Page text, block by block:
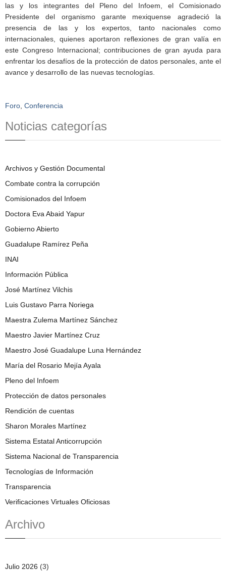
las y los integrantes del Pleno del Infoem, el Comisionado
Presidente del organismo garante mexiquense agradeció la
presencia de las y los expertos, tanto nacionales como
internacionales, quienes aportaron reflexiones de gran valía en
este Congreso Internacional; contribuciones de gran ayuda para
enfrentar los desafíos de la protección de datos personales, ante el
avance y desarrollo de las nuevas tecnologías.
Foro Conferencia
Noticias categorías
Archivos y Gestión Documental
Combate contra la corrupción
Comisionados del Infoem
Doctora Eva Abaid Yapur
Gobierno Abierto
Guadalupe Ramírez Peña
INAI
Información Pública
José Martínez Vilchis
Luis Gustavo Parra Noriega
Maestra Zulema Martínez Sánchez
Maestro Javier Martínez Cruz
Maestro José Guadalupe Luna Hernández
María del Rosario Mejía Ayala
Pleno del Infoem
Protección de datos personales
Rendición de cuentas
Sharon Morales Martínez
Sistema Estatal Anticorrupción
Sistema Nacional de Transparencia
Tecnologías de Información
Transparencia
Verificaciones Virtuales Oficiosas
Archivo
Julio 2026 (3)